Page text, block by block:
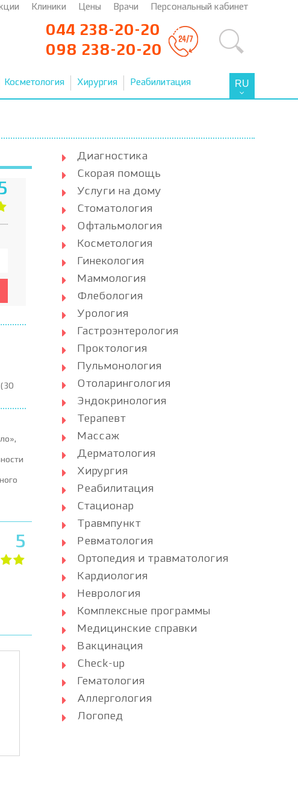
Клиники Цены Врачи Персональный кабинет
044 238-20-20
098 238-20-20
Косметология Хирургия Реабилитация RU
5
Диагностика
Скорая помощь
Услуги на дому
Стоматология
Офтальмология
Косметология
Гинекология
Маммология
Флебология
Урология
Гастроэнтерология
Проктология
Пульмонология
Отоларингология
Эндокринология
Терапевт
Массаж
Дерматология
Хирургия
Реабилитация
Стационар
Травмпункт
Ревматология
Ортопедия и травматология
Кардиология
Неврология
Комплексные программы
Медицинские справки
Вакцинация
Check-up
Гематология
Аллергология
Логопед